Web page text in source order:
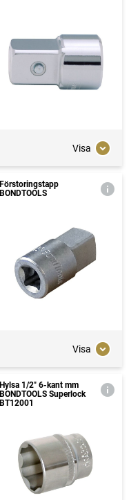
Visa
Förstoringstapp
BONDTOOLS
Visa
Hylsa 1/2" 6-kant mm
BONDTOOLS Superlock
BT12001